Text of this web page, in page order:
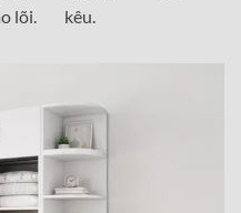
lõi.
kêu.